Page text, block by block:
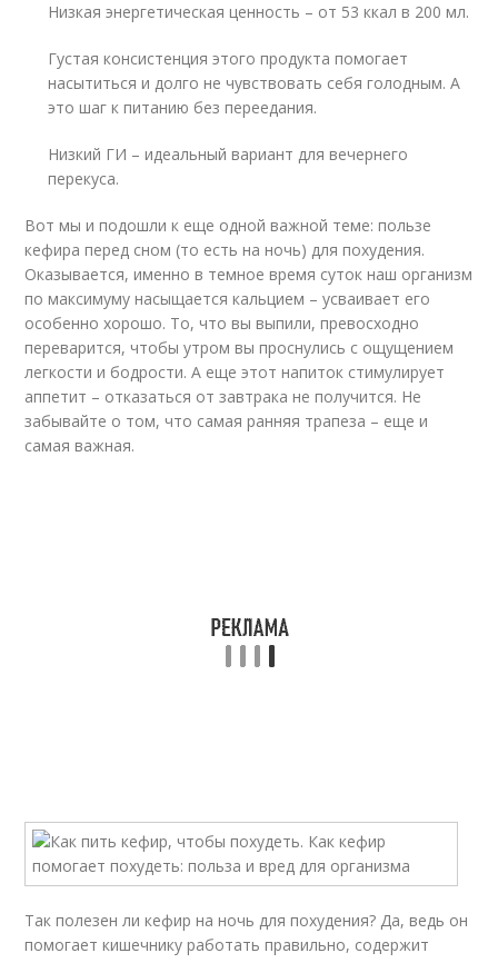
Низкая энергетическая ценность – от 53 ккал в 200 мл.
Густая консистенция этого продукта помогает
насытиться и долго не чувствовать себя голодным. А
это шаг к питанию без переедания.
Низкий ГИ – идеальный вариант для вечернего
перекуса.
Вот мы и подошли к еще одной важной теме: пользе
кефира перед сном (то есть на ночь) для похудения.
Оказывается, именно в темное время суток наш организм
по максимуму насыщается кальцием – усваивает его
особенно хорошо. То, что вы выпили, превосходно
переварится, чтобы утром вы проснулись с ощущением
легкости и бодрости. А еще этот напиток стимулирует
аппетит – отказаться от завтрака не получится. Не
забывайте о том, что самая ранняя трапеза – еще и
самая важная.
Так полезен ли кефир на ночь для похудения? Да, ведь он
помогает кишечнику работать правильно, содержит